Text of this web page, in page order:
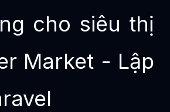
cho siêu thị
Market - Lập